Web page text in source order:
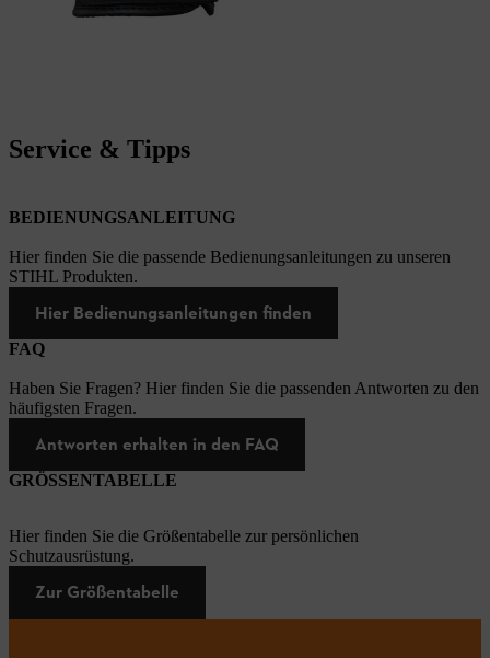
Service & Tipps
BEDIENUNGSANLEITUNG
Hier finden Sie die passende Bedienungsanleitungen zu unseren
STIHL Produkten.
Hier Bedienungsanleitungen finden
FAQ
Haben Sie Fragen? Hier finden Sie die passenden Antworten zu den
häufigsten Fragen.
Antworten erhalten in den FAQ
GRÖSSENTABELLE
Hier finden Sie die Größentabelle zur persönlichen
Schutzausrüstung.
Zur Größentabelle